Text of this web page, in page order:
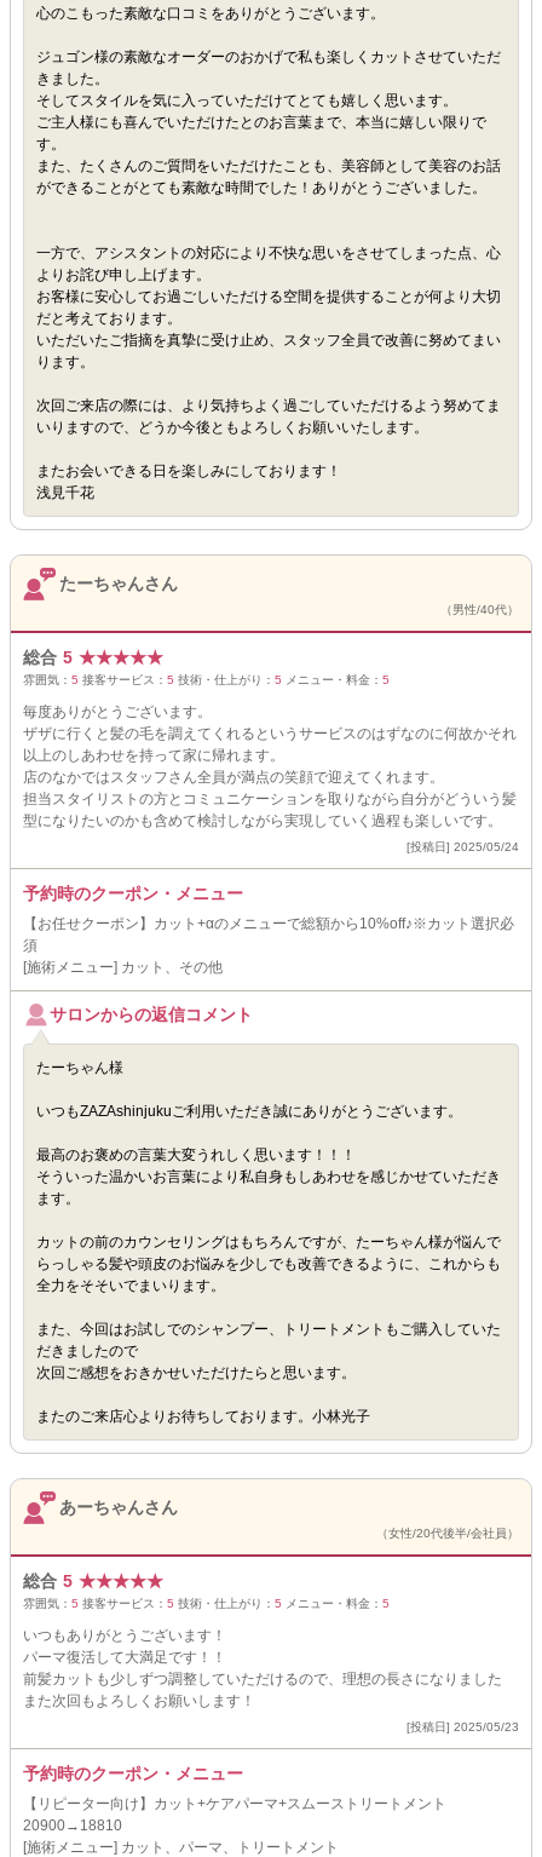
心のこもった素敵な口コミをありがとうございます。
ジュゴン様の素敵なオーダーのおかげで私も楽しくカットさせていただ
きました。
そしてスタイルを気に入っていただけてとても嬉しく思います。
ご主人様にも喜んでいただけたとのお言葉まで、本当に嬉しい限りで
す。
また、たくさんのご質問をいただけたことも、美容師として美容のお話
ができることがとても素敵な時間でした！ありがとうございました。
一方で、アシスタントの対応により不快な思いをさせてしまった点、心
よりお詫び申し上げます。
お客様に安心してお過ごしいただける空間を提供することが何より大切
だと考えております。
いただいたご指摘を真摯に受け止め、スタッフ全員で改善に努めてまい
ります。
次回ご来店の際には、より気持ちよく過ごしていただけるよう努めてま
いりますので、どうか今後ともよろしくお願いいたします。
またお会いできる日を楽しみにしております！
浅見千花
たーちゃんさん
（男性/40代）
総合 5 ★★★★★
雰囲気： 5 接客サービス： 5 技術・仕上がり： 5 メニュー・料金： 5
毎度ありがとうございます。
ザザに行くと髪の毛を調えてくれるというサービスのはずなのに何故かそれ
以上のしあわせを持って家に帰れます。
店のなかではスタッフさん全員が満点の笑顔で迎えてくれます。
担当スタイリストの方とコミュニケーションを取りながら自分がどういう髪
型になりたいのかも含めて検討しながら実現していく過程も楽しいです。
[投稿日] 2025/05/24
予約時のクーポン・メニュー
【お任せクーポン】カット+αのメニューで総額から10%off♪※カット選択必
須
[施術メニュー] カット、その他
サロンからの返信コメント
たーちゃん様
いつもZAZAshinjukuご利用いただき誠にありがとうございます。
最高のお褒めの言葉大変うれしく思います！！！
そういった温かいお言葉により私自身もしあわせを感じかせていただき
ます。
カットの前のカウンセリングはもちろんですが、たーちゃん様が悩んで
らっしゃる髪や頭皮のお悩みを少しでも改善できるように、これからも
全力をそそいでまいります。
また、今回はお試しでのシャンプー、トリートメントもご購入していた
だきましたので
次回ご感想をおきかせいただけたらと思います。
またのご来店心よりお待ちしております。小林光子
あーちゃんさん
（女性/20代後半/会社員）
総合 5 ★★★★★
雰囲気： 5 接客サービス： 5 技術・仕上がり： 5 メニュー・料金： 5
いつもありがとうございます！
パーマ復活して大満足です！！
前髪カットも少しずつ調整していただけるので、理想の長さになりました
また次回もよろしくお願いします！
[投稿日] 2025/05/23
予約時のクーポン・メニュー
【リピーター向け】カット+ケアパーマ+スムーストリートメント
20900→18810
[施術メニュー] カット、パーマ、トリートメント